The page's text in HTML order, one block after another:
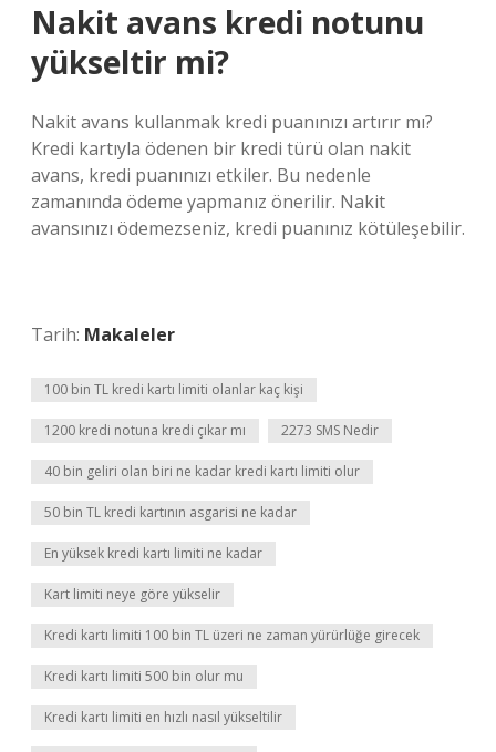
Nakit avans kredi notunu
yükseltir mi?
Nakit avans kullanmak kredi puanınızı artırır mı?
Kredi kartıyla ödenen bir kredi türü olan nakit
avans, kredi puanınızı etkiler. Bu nedenle
zamanında ödeme yapmanız önerilir. Nakit
avansınızı ödemezseniz, kredi puanınız kötüleşebilir.
Tarih: Makaleler
100 bin TL kredi kartı limiti olanlar kaç kişi
1200 kredi notuna kredi çıkar mı 2273 SMS Nedir
40 bin geliri olan biri ne kadar kredi kartı limiti olur
50 bin TL kredi kartının asgarisi ne kadar
En yüksek kredi kartı limiti ne kadar
Kart limiti neye göre yükselir
Kredi kartı limiti 100 bin TL üzeri ne zaman yürürlüğe girecek
Kredi kartı limiti 500 bin olur mu
Kredi kartı limiti en hızlı nasıl yükseltilir